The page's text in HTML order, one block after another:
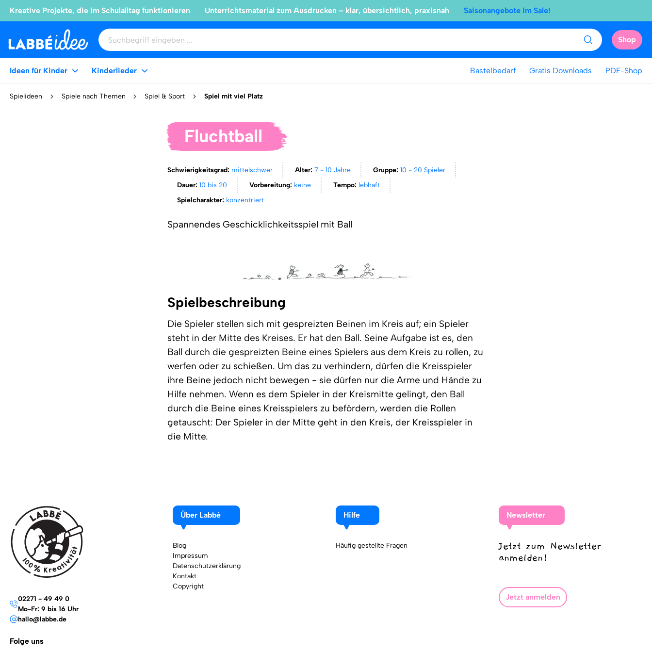
Kreative Projekte, die im Schulalltag funktionieren Unterrichtsmaterial zum Ausdrucken – klar, übersichtlich, praxisnah Saisonangebote im Sale!
Shop
Ideen für Kinder Kinderlieder Bastelbedarf Gratis Downloads PDF-Shop
Spielideen Spiele nach Themen Spiel & Sport Spiel mit viel Platz
Fluchtball
Schwierigkeitsgrad: mittelschwer Alter:7 - 10 Jahre Gruppe:10 - 20 Spieler
Dauer:10 bis 20 Vorbereitung: keine Tempo: lebhaft
Spielcharakter: konzentriert
Spannendes Geschicklichkeitsspiel mit Ball
Spielbeschreibung
Die Spieler stellen sich mit gespreizten Beinen im Kreis auf; ein Spieler
steht in der Mitte des Kreises. Er hat den Ball. Seine Aufgabe ist es, den
Ball durch die gespreizten Beine eines Spielers aus dem Kreis zu rollen, zu
werfen oder zu schießen. Um das zu verhindern, dürfen die Kreisspieler
ihre Beine jedoch nicht bewegen - sie dürfen nur die Arme und Hände zu
Hilfe nehmen. Wenn es dem Spieler in der Kreismitte gelingt, den Ball
durch die Beine eines Kreisspielers zu befördern, werden die Rollen
getauscht: Der Spieler in der Mitte geht in den Kreis, der Kreisspieler in
die Mitte.
02271 - 49 49 0
Mo-Fr: 9 bis 16 Uhr
hallo@labbe.de
Folge uns
Über Labbé
Blog
Impressum
Datenschutzerklärung
Kontakt
Copyright
Hilfe
Häufig gestellte Fragen
Newsletter
Jetzt zum Newsletter
anmelden!
Jetzt anmelden